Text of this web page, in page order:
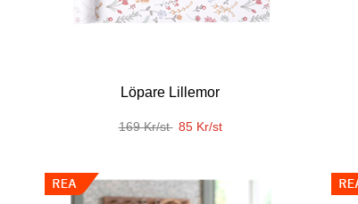
Löpare Lillemor
169 Kr/st 85 Kr/st